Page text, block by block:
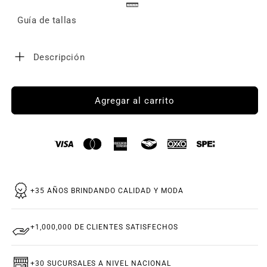
Guía de tallas
Descripción
Agregar al carrito
+35 AÑOS BRINDANDO CALIDAD Y MODA
+1,000,000 DE CLIENTES SATISFECHOS
+30 SUCURSALES A NIVEL NACIONAL